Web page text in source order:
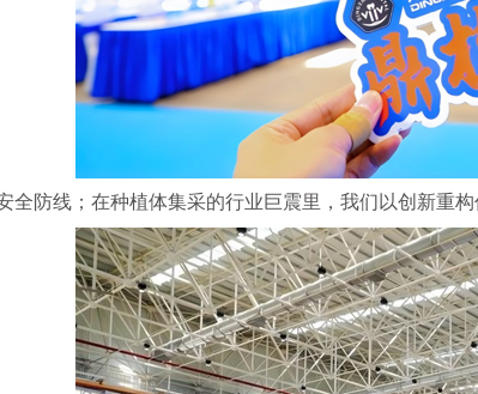
全防线；在种植体集采的行业巨震里，我们以创新重